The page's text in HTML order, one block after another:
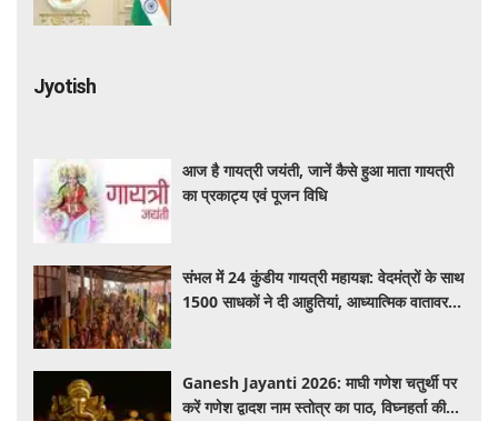
Jyotish
आज है गायत्री जयंती, जानें कैसे हुआ माता गायत्री
का प्रकाट्य एवं पूजन विधि
संभल में 24 कुंडीय गायत्री महायज्ञ: वेदमंत्रों के साथ
1500 साधकों ने दी आहुतियां, आध्यात्मिक वातावरण
Ganesh Jayanti 2026: माघी गणेश चतुर्थी पर
करें गणेश द्वादश नाम स्तोत्र का पाठ, विघ्नहर्ता की